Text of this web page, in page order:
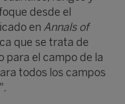
desde el
en Annals of
que se trata de
para el campo de la
todos los campos